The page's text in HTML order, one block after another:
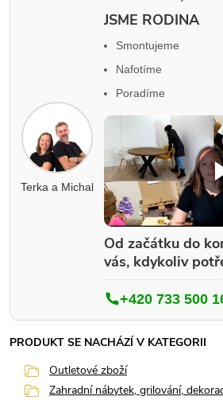
Terka a Michal
JSME RODINA
Smontujeme
Nafotíme
Poradíme
Od začátku do
vás, kdykoliv
+420 733 500
PRODUKT SE NACHÁZÍ V KATEGORII
Outletové zboží
Zahradní nábytek, grilování,